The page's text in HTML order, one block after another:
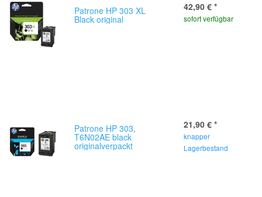
Patrone HP 303 XL
Black original
42,90 € *
sofort verfügbar
Patrone HP 303,
T6N02AE black
originalverpackt
21,90 € *
knapper
Lagerbestand